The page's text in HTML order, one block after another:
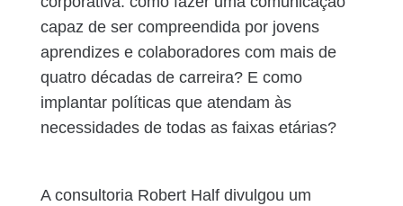
capaz de ser compreendida por jovens
aprendizes e colaboradores com mais de
quatro décadas de carreira? E como
implantar políticas que atendam às
necessidades de todas as faixas etárias?
A consultoria Robert Half divulgou um